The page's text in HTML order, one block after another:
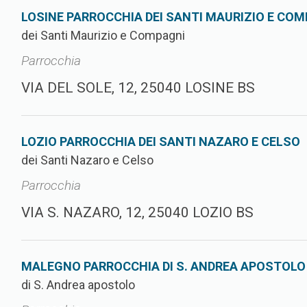
LOSINE PARROCCHIA DEI SANTI MAURIZIO E
dei Santi Maurizio e Compagni
Parrocchia
VIA DEL SOLE, 12, 25040 LOSINE BS
LOZIO PARROCCHIA DEI SANTI NAZARO E CELSO
dei Santi Nazaro e Celso
Parrocchia
VIA S. NAZARO, 12, 25040 LOZIO BS
MALEGNO PARROCCHIA DI S. ANDREA APOSTOLO
di S. Andrea apostolo